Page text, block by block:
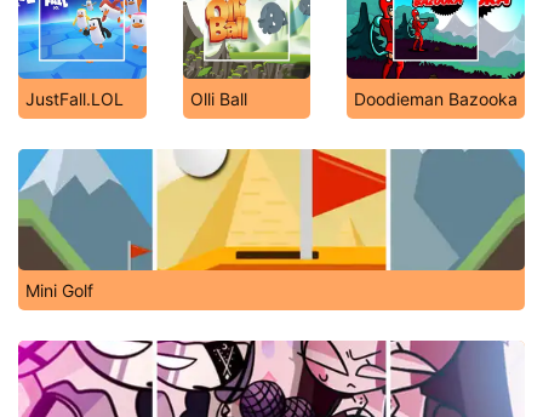
JustFall.LOL Olli Ball Doodieman Bazooka
Mini Golf